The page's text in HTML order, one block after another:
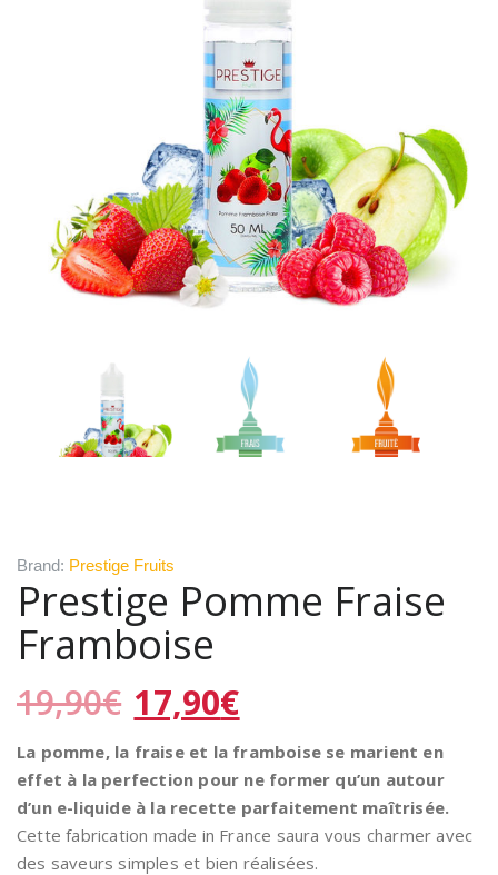
Brand: Prestige Fruits
Prestige Pomme Fraise
Framboise
19,90€ Le
prix
initial
était :
19,90€.
17,90€
actuel
est :
17,90€.
La pomme, la fraise et la framboise se marient en
effet à la perfection pour ne former qu’un autour
d’un e-liquide à la recette parfaitement maîtrisée.
Cette fabrication made in France saura vous charmer avec
des saveurs simples et bien réalisées.